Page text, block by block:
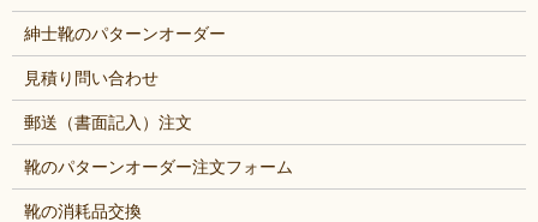
紳士靴のパターンオーダー
見積り問い合わせ
郵送（書面記入）注文
靴のパターンオーダー注文フォーム
靴の消耗品交換